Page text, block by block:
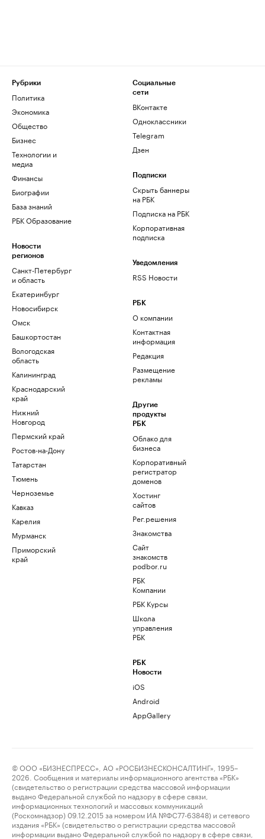
Рубрики
Политика
Экономика
Общество
Бизнес
Технологии и
медиа
Финансы
Биографии
База знаний
РБК Образование
Новости
регионов
Санкт-Петербург
и область
Екатеринбург
Новосибирск
Омск
Башкортостан
Вологодская
область
Калининград
Краснодарский
край
Нижний
Новгород
Пермский край
Ростов-на-Дону
Татарстан
Тюмень
Черноземье
Кавказ
Карелия
Мурманск
Приморский
край
Социальные
сети
ВКонтакте
Одноклассники
Telegram
Дзен
Подписки
Скрыть баннеры
на РБК
Подписка на РБК
Корпоративная
подписка
Уведомления
RSS Новости
РБК
О компании
Контактная
информация
Редакция
Размещение
рекламы
Другие
продукты
РБК
Облако для
бизнеса
Корпоративный
регистратор
доменов
Хостинг
сайтов
Рег.решения
Знакомства
Сайт
знакомств
podbor.ru
РБК
Компании
РБК Курсы
Школа
управления
РБК
РБК
Новости
iOS
Android
AppGallery
© ООО «БИЗНЕСПРЕСС», АО «РОСБИЗНЕСКОНСАЛТИНГ», 1995–
2026. Сообщения и материалы информационного агентства «РБК»
(свидетельство о регистрации средства массовой информации
выдано Федеральной службой по надзору в сфере связи,
информационных технологий и массовых коммуникаций
(Роскомнадзор) 09.12.2015 за номером ИА №ФС77-63848) и сетевого
издания «РБК» (свидетельство о регистрации средства массовой
информации выдано Федеральной службой по надзору в сфере связи,